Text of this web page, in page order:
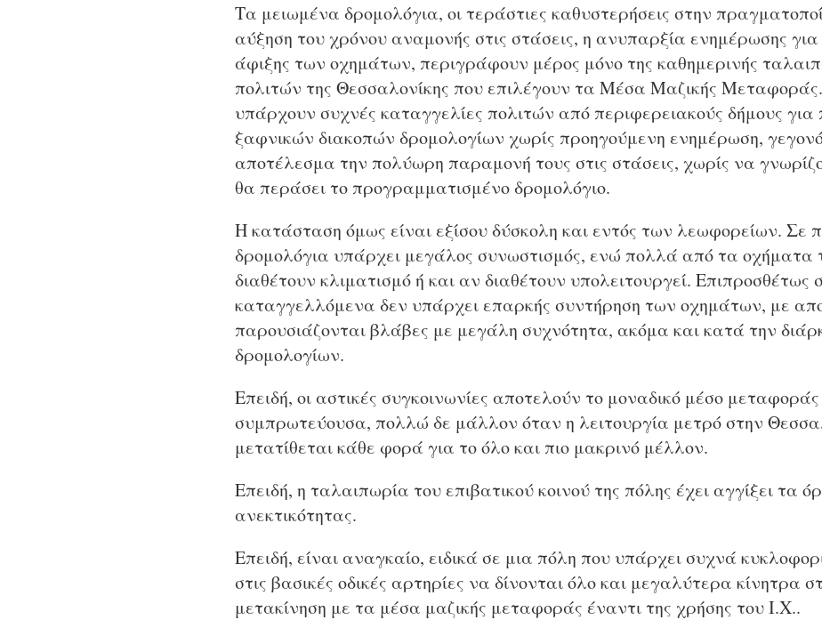
Τα μειωμένα δρομολόγια, οι τεράστιες καθυστερήσεις στην
αύξηση του χρόνου αναμονής στις στάσεις, η ανυπαρξία ενημέρωσης
άφιξης των οχημάτων, περιγράφουν μέρος μόνο της καθημερινής
πολιτών της Θεσσαλονίκης που επιλέγουν τα Μέσα Μαζικής
υπάρχουν συχνές καταγγελίες πολιτών από περιφερειακούς δήμους για
ξαφνικών διακοπών δρομολογίων χωρίς προηγούμενη ενημέρωση,
αποτέλεσμα την πολύωρη παραμονή τους στις στάσεις, χωρίς να
θα περάσει το προγραμματισμένο δρομολόγιο.
Η κατάσταση όμως είναι εξίσου δύσκολη και εντός των λεωφορείων. Σε
δρομολόγια υπάρχει μεγάλος συνωστισμός, ενώ πολλά από τα οχήματα
διαθέτουν κλιματισμό ή και αν διαθέτουν υπολειτουργεί.
καταγγελλόμενα δεν υπάρχει επαρκής συντήρηση των οχημάτων, με
παρουσιάζονται βλάβες με μεγάλη συχνότητα, ακόμα και κατά την
δρομολογίων.
Επειδή, οι αστικές συγκοινωνίες αποτελούν το μοναδικό μέσο
συμπρωτεύουσα, πολλώ δε μάλλον όταν η λειτουργία μετρό στην
μετατίθεται κάθε φορά για το όλο και πιο μακρινό μέλλον.
Επειδή, η ταλαιπωρία του επιβατικού κοινού της πόλης έχει αγγίξει τα
ανεκτικότητας.
Επειδή, είναι αναγκαίο, ειδικά σε μια πόλη που υπάρχει συχνά
στις βασικές οδικές αρτηρίες να δίνονται όλο και μεγαλύτερα κίνητρα
μετακίνηση με τα μέσα μαζικής μεταφοράς έναντι της χρήσης του Ι.Χ..